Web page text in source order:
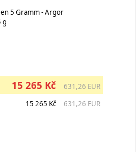
5 Gramm - Argor
g
15 265 Kč
631,26 EUR
15 265 Kč 631,26 EUR